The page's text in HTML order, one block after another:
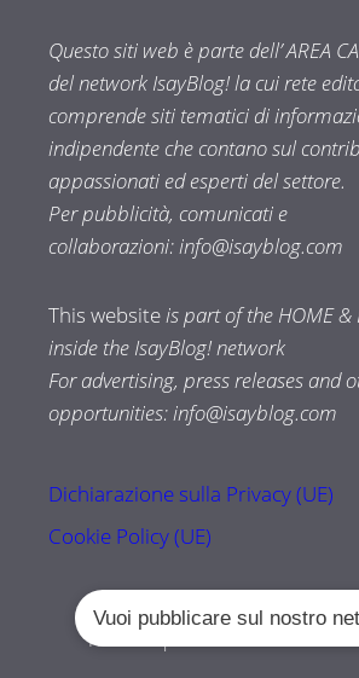
Questo siti web è parte dell’ AREA
del network IsayBlog! la cui rete
comprende siti tematici di
indipendente che contano sul
appassionati ed esperti del settore.
Per pubblicità, comunicati e
collaborazioni:info@isayblog.com
This websiteis part of the HOME &
inside the IsayBlog! network
For advertising, press releases and
opportunities:info@isayblog.com
Dichiarazione sulla Privacy (UE)
Cookie Policy (UE)
Tuttozampe.com © 2026 Tutti i
Vuoi pubblicare sul nostro